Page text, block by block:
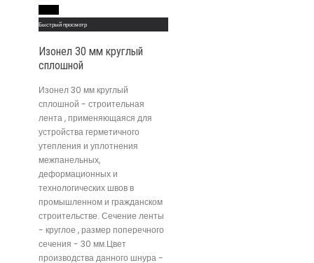
Быстрый просмотр
Изонел 30 мм круглый
сплошной
Изонел 30 мм круглый
сплошной - строительная
лента , применяющаяся для
устройства герметичного
утепления и уплотнения
межпанельных,
деформационных и
технологических швов в
промышленном и гражданском
строительстве. Сечение ленты
- круглое , размер поперечного
сечения - 30 мм.Цвет
производства данного шнура -